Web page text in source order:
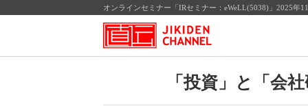
オンラインセミナー「IRセミナー：eWeLL(5038)」2025年
「投資」と「会